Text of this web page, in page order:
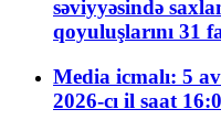
səviyyəsində
qoyuluşlarını 31
Media icmalı: 5
2026-cı il saat